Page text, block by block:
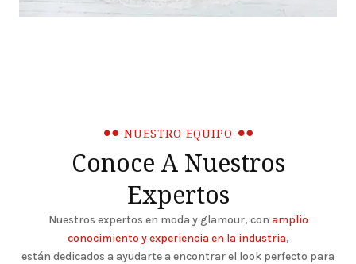
NUESTRO EQUIPO
Conoce A Nuestros
Expertos
Nuestros expertos en moda y glamour, con amplio
conocimiento y experiencia en la industria,
están dedicados a ayudarte a encontrar el look perfecto para